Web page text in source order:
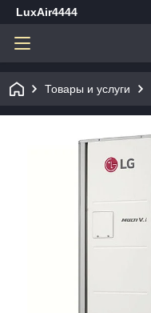
LuxAir4444
Товары и услуги